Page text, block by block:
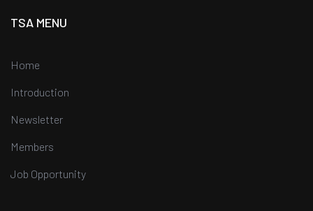
TSA MENU
Home
Introduction
Newsletter
Members
Job Opportunity